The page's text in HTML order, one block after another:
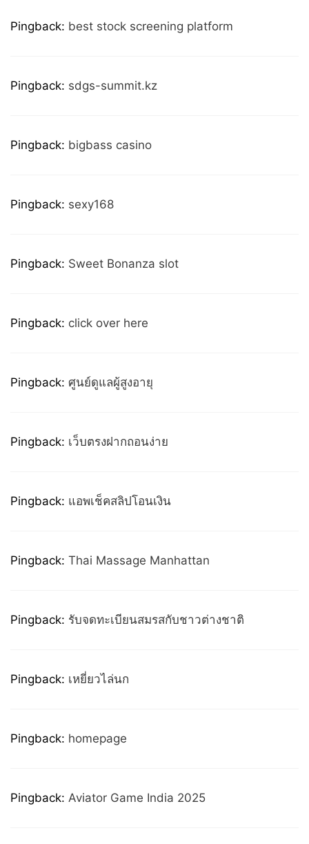
Pingback: best stock screening platform
Pingback: sdgs-summit.kz
Pingback: bigbass casino
Pingback: sexy168
Pingback: Sweet Bonanza slot
Pingback: click over here
Pingback: ศูนย์ดูแลผู้สูงอายุ
Pingback: เว็บตรงฝากถอนง่าย
Pingback: แอพเช็คสลิปโอนเงิน
Pingback: Thai Massage Manhattan
Pingback: รับจดทะเบียนสมรสกับชาวต่างชาติ
Pingback: เหยี่ยวไล่นก
Pingback: homepage
Pingback: Aviator Game India 2025